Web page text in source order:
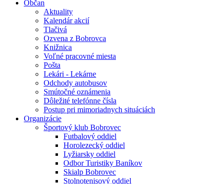
Občan
Aktuality
Kalendár akcií
Tlačivá
Ozvena z Bobrovca
Knižnica
Voľné pracovné miesta
Pošta
Lekári - Lekárne
Odchody autobusov
Smútočné oznámenia
Dôležité telefónne čísla
Postup pri mimoriadnych situáciách
Organizácie
Športový klub Bobrovec
Futbalový oddiel
Horolezecký oddiel
Lyžiarsky oddiel
Odbor Turistiky Baníkov
Skialp Bobrovec
Stolnotenisový oddiel